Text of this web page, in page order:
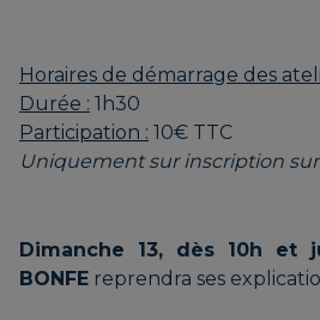
FAUTEUILS DE
GENEVIÈVE
Horaires de démarrage des
Durée : 1h30
Participation : 10€ TTC
Uniquement sur inscription sur
Dimanche 13, dès 10h et
BONFE reprendra ses